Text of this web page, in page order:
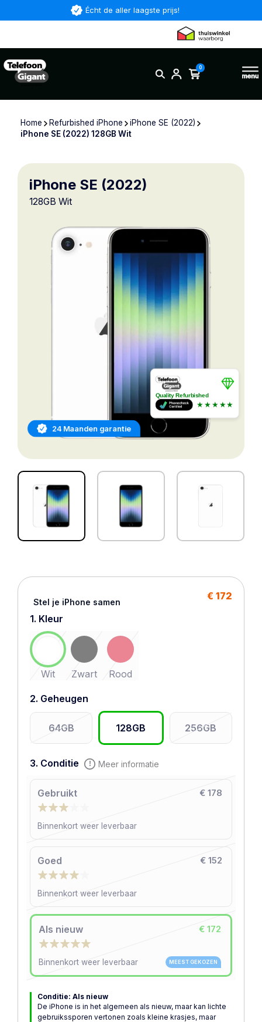
Écht de aller laagste prijs!
0
Home Refurbished iPhone
iPhone SE (2022)
iPhone SE (2022) 128GB Wit
24 Maanden garantie
iPhone SE (2022)
128GB Wit
Quality Refurbished
★★★★★
Stel je iPhone samen
€ 172
1. Kleur
Wit Zwart Rood
2. Geheugen
64GB 128GB 256GB
3. Conditie Meer informatie
Gebruikt € 178
Binnenkort weer leverbaar
Goed € 152
Binnenkort weer leverbaar
Als nieuw
MEEST GEKOZEN
€ 172
Binnenkort weer leverbaar
Conditie: Als nieuw
De iPhone is in het algemeen als nieuw, maar kan lichte
gebruikssporen vertonen zoals kleine krasjes, maar